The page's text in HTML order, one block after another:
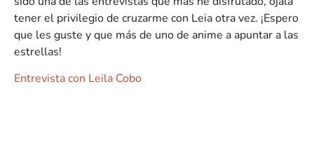
tener el privilegio de cruzarme con Leia otra vez. ¡Espero
que les guste y que más de uno de anime a apuntar a las
estrellas!
Entrevista con Leila Cobo